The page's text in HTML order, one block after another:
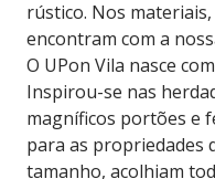
rústico. Nos
encontram com a
O UPon Vila nasce
Inspirou-se nas
magníficos portões e
para as propriedades
tamanho, acolhiam